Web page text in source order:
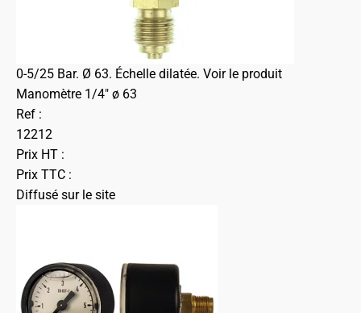
0-5/25 Bar. Ø 63. Échelle dilatée. Voir le produit
Manomètre 1/4" ø 63
Ref :
12212
Prix HT :
Prix TTC :
Diffusé sur le site